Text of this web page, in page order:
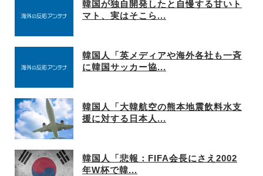
韓国が独自開発したと自慢する甘いト
マト、実はそこら...
韓国人「英メディアや海外各社も一斉
に韓国サッカー協...
韓国人「大韓航空の熊本地震飲料水支
援に対する日本人...
韓国人「悲報：FIFA会長にさえ2002
年W杯で韓...